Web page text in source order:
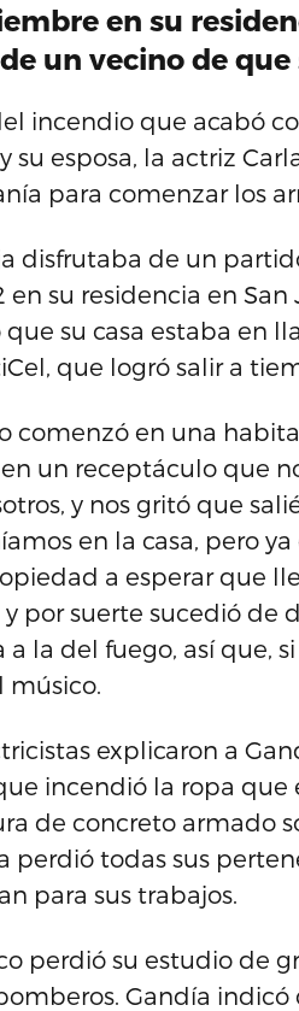
en su
un vecino de que
incendio que acabó
su esposa, la actriz
para comenzar los
disfrutaba de un
en su residencia en
que su casa estaba en
que logró salir a
comenzó en una
un receptáculo que
y nos gritó que
en la casa, pero
a esperar que
por suerte sucedió de
a la del fuego, así que,
músico.
explicaron a
incendió la ropa que
de concreto armado
perdió todas sus
para sus trabajos.
perdió su estudio de
Gandía